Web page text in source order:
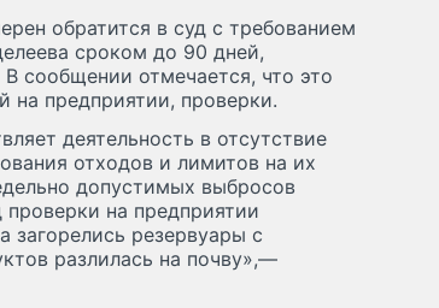
обратится в суд с требованием
сроком до 90 дней,
сообщении отмечается, что это
на предприятии, проверки.
деятельность в отсутствие
отходов и лимитов на их
допустимых выбросов
на предприятии
загорелись резервуары с
разлилась на почву»,—